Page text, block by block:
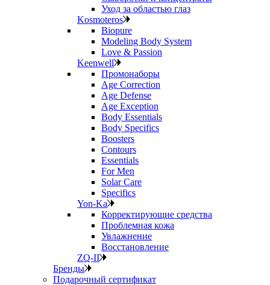
Уход за областью глаз
Kosmoteros
Biopure
Modeling Body System
Love & Passion
Keenwell
Промонаборы
Age Correction
Age Defense
Age Exception
Body Essentials
Body Specifics
Boosters
Contours
Essentials
For Men
Solar Care
Specifics
Yon-Ka
Корректирующие средства
Проблемная кожа
Увлажнение
Восстановление
ZQ-II
Бренды
Подарочный сертификат